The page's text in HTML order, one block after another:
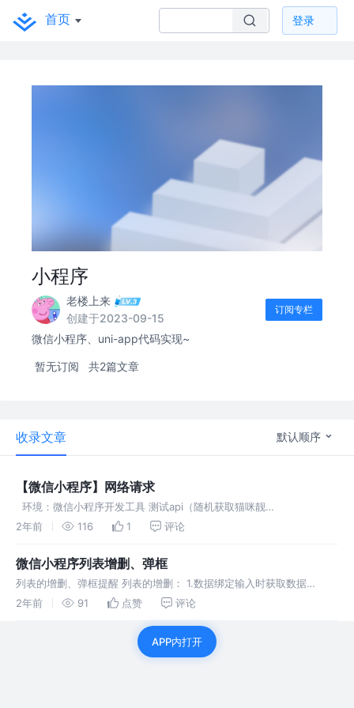
首页 登录
小程序
老楼上来
创建于2023-09-15
订阅专栏
微信小程序、uni-app代码实现~
暂无订阅 共2篇文章
收录文章 默认顺序
【微信小程序】网络请求
​ 环境：微信小程序开发工具 测试api（随机获取猫咪靓
照）:https://api.thecatapi.com/v1/images/search?limit=2 示例： ​
2年前 116 1 评论
微信小程序列表增删、弹框
列表的增删、弹框提醒 列表的增删： 1.数据绑定输入时获取数据
model:value="{{inptValue}} 2.列表渲染：会自动获取index 弹框提
2年前 91 点赞 评论
APP内打开